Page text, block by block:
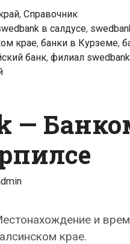
, Справочник
в салдусе,
крае, банки в Курземе,
банк, филиал swedbank
—
и
крае.